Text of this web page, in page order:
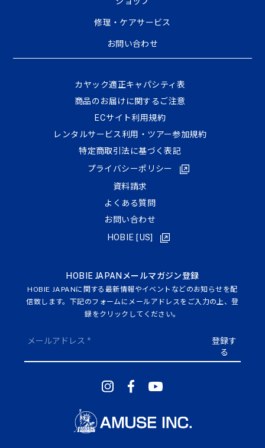
修理・ケアサービス
お問い合わせ
HOBIE JAPANメールマガジン登録
HOBIE JAPANに関する最新情報やイベントなどのお知らせを配
信致します。下記のフォームにメールアドレスをご入力の上、登
録をクリックしてください。
カヤック適正キャパシティ表
商品のお届けに関するご注意
ECサイト利⽤規約
レンタルサービス利用・ツアー参加規約
特定商取引法に基づく表記
プライバシーポリシー
資料請求
よくある質問
お問い合わせ
HOBIE [US]